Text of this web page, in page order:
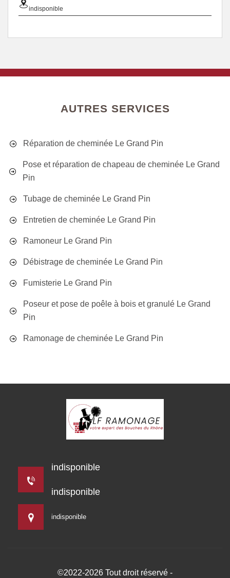
indisponible
AUTRES SERVICES
Réparation de cheminée Le Grand Pin
Pose et réparation de chapeau de cheminée Le Grand
Pin
Tubage de cheminée Le Grand Pin
Entretien de cheminée Le Grand Pin
Ramoneur Le Grand Pin
Débistrage de cheminée Le Grand Pin
Fumisterie Le Grand Pin
Poseur et pose de poêle à bois et granulé Le Grand
Pin
Ramonage de cheminée Le Grand Pin
indisponible
indisponible
indisponible
©2022-2026 Tout droit réservé -